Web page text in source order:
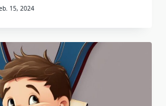
15, 2024